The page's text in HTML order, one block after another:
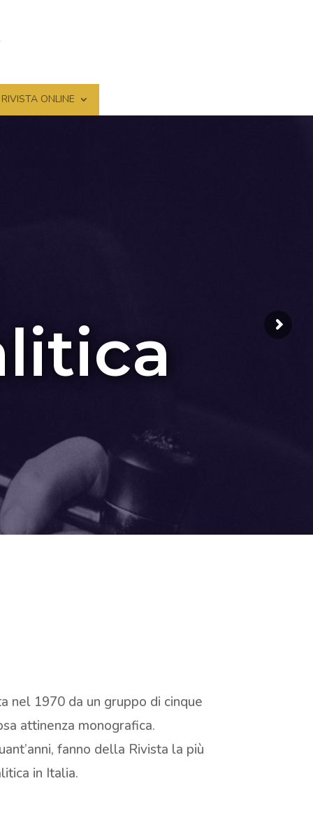
RIVISTA ONLINE
nel 1970 da un gruppo di cinque
attinenza monografica.
fanno della Rivista la più
in Italia.